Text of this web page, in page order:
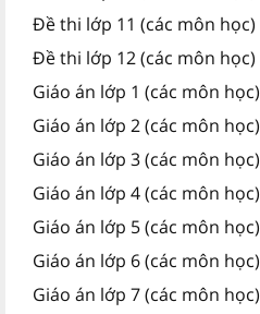
Đề thi lớp 11 (các môn học)
Đề thi lớp 12 (các môn học)
Giáo án lớp 1 (các môn học)
Giáo án lớp 2 (các môn học)
Giáo án lớp 3 (các môn học)
Giáo án lớp 4 (các môn học)
Giáo án lớp 5 (các môn học)
Giáo án lớp 6 (các môn học)
Giáo án lớp 7 (các môn học)